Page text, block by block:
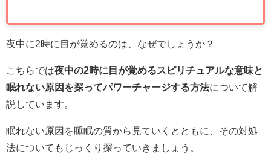
夜中に2時に目が覚めるのは、なぜでしょうか？
こちらでは夜中の2時に目が覚めるスピリチュアルな意味と
眠れない原因を探ってパワーチャージする方法について解
説しています。
眠れない原因を睡眠の質から見ていくとともに、その対処
法についてもじっくり探っていきましょう。